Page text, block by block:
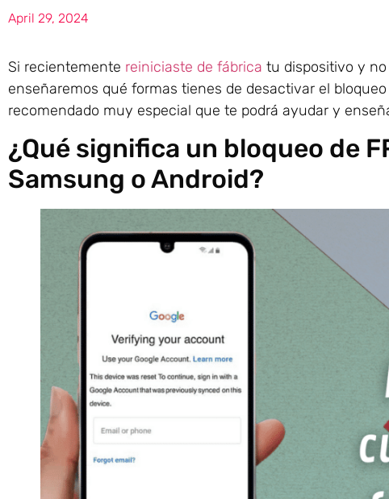
April 29, 2024
Si recientemente reiniciaste de fábrica tu dispositivo y
enseñaremos qué formas tienes de desactivar el
recomendado muy especial que te podrá ayudar y
¿Qué significa un bloqueo de
Samsung o Android?